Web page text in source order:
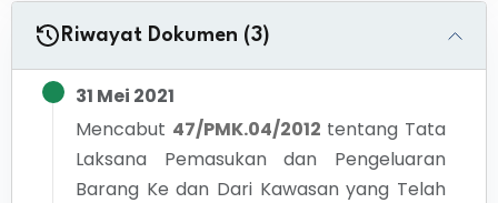
Riwayat Dokumen (3)
31 Mei 2021
Mencabut 47/PMK.04/2012 tentang Tata
Laksana Pemasukan dan Pengeluaran
Barang Ke dan Dari Kawasan yang Telah